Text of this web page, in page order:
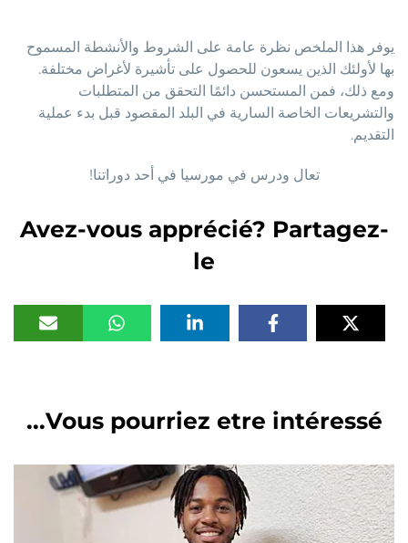
يوفر هذا الملخص نظرة عامة على الشروط والأنشطة المسموح
بها لأولئك الذين يسعون للحصول على تأشيرة لأغراض مختلفة.
ومع ذلك، فمن المستحسن دائمًا التحقق من المتطلبات
والتشريعات الخاصة السارية في البلد المقصود قبل بدء عملية
التقديم.
تعال ودرس في مورسيا في أحد دوراتنا!
Avez-vous apprécié? Partagez-
le
Vous pourriez etre intéressé...